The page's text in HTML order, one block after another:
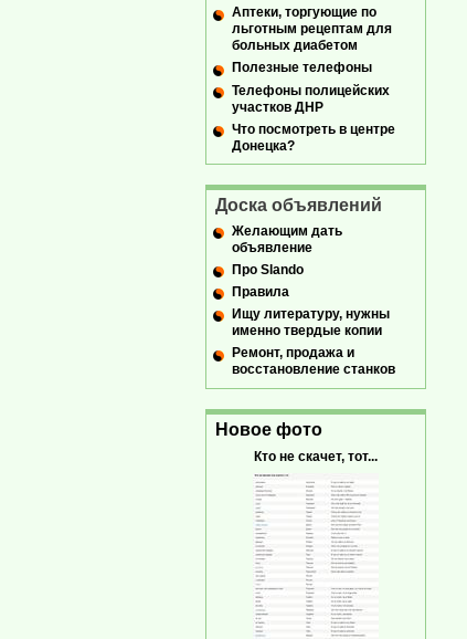
Аптеки, торгующие по
льготным рецептам для
больных диабетом
Полезные телефоны
Телефоны полицейских
участков ДНР
Что посмотреть в центре
Донецка?
Доска объявлений
Желающим дать
объявление
Про Slando
Правила
Ищу литературу, нужны
именно твердые копии
Ремонт, продажа и
восстановление станков
Новое фото
Кто не скачет, тот...